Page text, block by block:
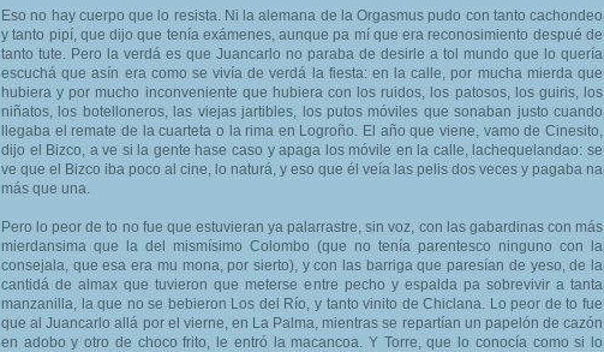
Eso no hay cuerpo que lo resista. Ni la alemana de la Orgasmus pudo con tanto cachondeo
y tanto pipí, que dijo que tenía exámenes, aunque pa mí que era reconosimiento despué de
tanto tute. Pero la verdá es que Juancarlo no paraba de desirle a tol mundo que lo quería
escuchá que asín era como se vivía de verdá la fiesta: en la calle, por mucha mierda que
hubiera y por mucho inconveniente que hubiera con los ruidos, los patosos, los guiris, los
niñatos, los botelloneros, las viejas jartibles, los putos móviles que sonaban justo cuando
llegaba el remate de la cuarteta o la rima en Logroño. El año que viene, vamo de Cinesito,
dijo el Bizco, a ve si la gente hase caso y apaga los móvile en la calle, lachequelandao: se
ve que el Bizco iba poco al cine, lo naturá, y eso que él veía las pelis dos veces y pagaba na
más que una.
Pero lo peor de to no fue que estuvieran ya palarrastre, sin voz, con las gabardinas con más
mierdansima que la del mismísimo Colombo (que no tenía parentesco ninguno con la
consejala, que esa era mu mona, por sierto), y con las barriga que paresían de yeso, de la
cantidá de almax que tuvieron que meterse entre pecho y espalda pa sobrevivir a tanta
manzanilla, la que no se bebieron Los del Río, y tanto vinito de Chiclana. Lo peor de to fue
que al Juancarlo allá por el vierne, en La Palma, mientras se repartían un papelón de cazón
en adobo y otro de choco frito, le entró la macancoa. Y Torre, que lo conocía como si lo